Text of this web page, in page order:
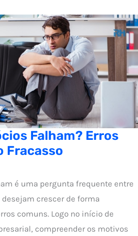
Falham? Erros
Fracasso
é uma pergunta frequente entre
crescer de forma
comuns. Logo no início de
compreender os motivos